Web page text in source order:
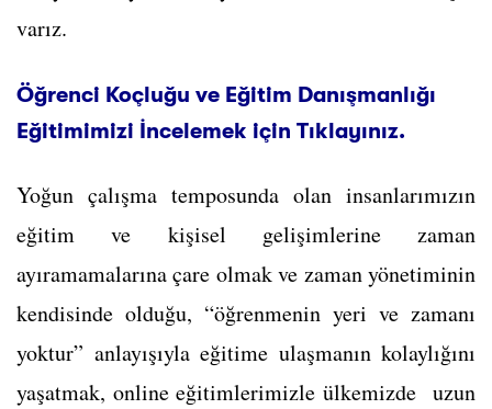
varız.
Öğrenci Koçluğu ve Eğitim Danışmanlığı
Eğitimimizi İncelemek için Tıklayınız.
Yoğun çalışma temposunda olan insanlarımızın
eğitim ve kişisel gelişimlerine zaman
ayıramamalarına çare olmak ve zaman yönetiminin
kendisinde olduğu, “öğrenmenin yeri ve zamanı
yoktur” anlayışıyla eğitime ulaşmanın kolaylığını
yaşatmak, online eğitimlerimizle ülkemizde uzun